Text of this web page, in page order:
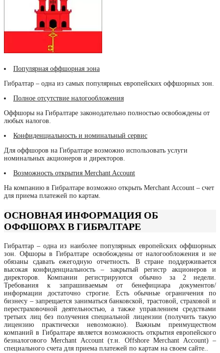
Популярная оффшорная зона
Гибралтар – одна из самых популярных европейских оффшорных зон.
Полное отсутствие налогообложения
Оффшоры на Гибралтаре законодательно полностью освобождены от
любых налогов.
Конфиденциальность и номинальный сервис
Для оффшоров на Гибралтаре возможно использовать услуги
номинальных акционеров и директоров.
Возможность открытия Merchant Account
На компанию в Гибралтаре возможно открыть Merchant Account – счет
для приема платежей по картам.
ОСНОВНАЯ ИНФОРМАЦИЯ ОБ
ОФФШОРАХ В ГИБРАЛТАРЕ
Гибралтар – одна из наиболее популярных европейских оффшорных
зон. Офшоры в Гибралтаре освобождены от налогообложения и не
обязаны сдавать ежегодную отчетность. В стране поддерживается
высокая конфиденциальность – закрытый регистр акционеров и
директоров. Компании регистрируются обычно за 2 недели.
Требования к запрашиваемым от бенефициара документов/
информации достаточно строгие. Есть обычные ограничения по
бизнесу – запрещается заниматься банковской, трастовой, страховой и
перестраховочной деятельностью, а также управлением средствами
третьих лиц без получения специальной лицензии (получить такую
лицензию практически невозможно). Важным преимуществом
компаний в Гибралтаре является возможность открытия европейского
безналогового Merchant Account (т.н. Offshore Merchant Account) –
специального счета для приема платежей по картам на своем сайте..